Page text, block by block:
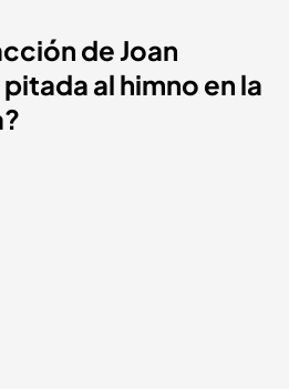
de Joan
al himno en la